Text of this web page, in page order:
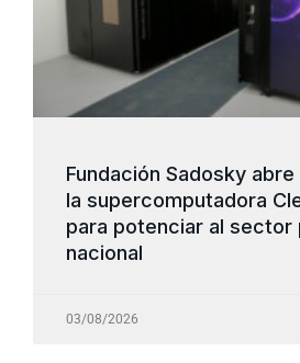
Fundación Sadosky
la supercomputadora
para potenciar al sector
nacional
03/08/2026